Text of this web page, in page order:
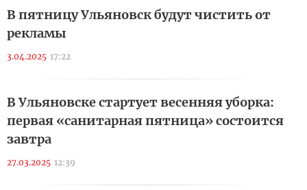
В пятницу Ульяновск будут чистить от
рекламы
3.04.2025 17:22
В Ульяновске стартует весенняя уборка:
первая «санитарная пятница» состоится
завтра
27.03.2025 12:39